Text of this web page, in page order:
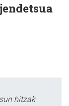
hitzak